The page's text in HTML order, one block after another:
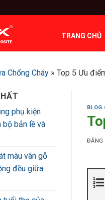
TRANG CHỦ
Chống Cháy » Top 5 Ưu
phụ kiện
bộ bản lề và
màu vân gỗ
đều giữa
BLOG
ĐĂNG